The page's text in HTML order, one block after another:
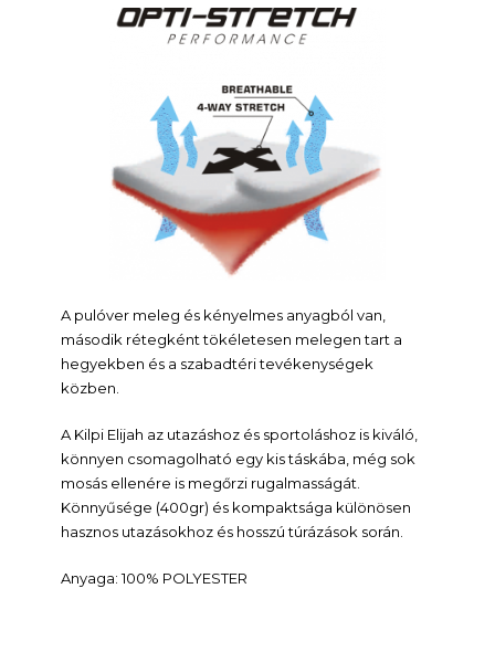
A pulóver meleg és kényelmes anyagból van,
második rétegként tökéletesen melegen tart a
hegyekben és a szabadtéri tevékenységek
közben.
A Kilpi Elijah az utazáshoz és sportoláshoz is kiváló,
könnyen csomagolható egy kis táskába, még sok
mosás ellenére is megőrzi rugalmasságát.
Könnyűsége (400gr) és kompaktsága különösen
hasznos utazásokhoz és hosszú túrázások során.
Anyaga: 100% POLYESTER